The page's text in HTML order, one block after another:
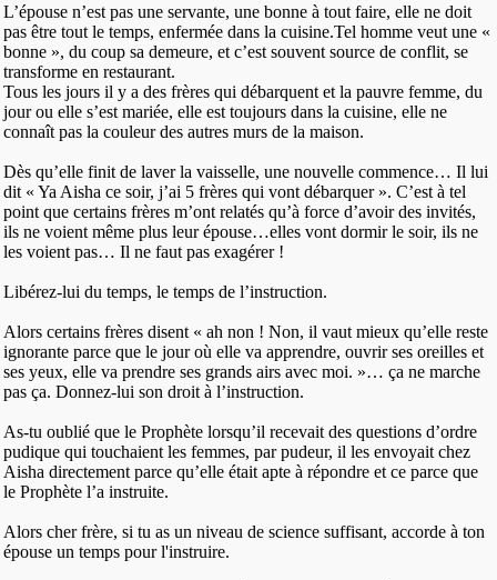
L’épouse n’est pas une servante, une bonne à tout faire, elle ne doit
pas être tout le temps, enfermée dans la cuisine.Tel homme veut une «
bonne », du coup sa demeure, et c’est souvent source de conflit, se
transforme en restaurant.
Tous les jours il y a des frères qui débarquent et la pauvre femme, du
jour ou elle s’est mariée, elle est toujours dans la cuisine, elle ne
connaît pas la couleur des autres murs de la maison.
Dès qu’elle finit de laver la vaisselle, une nouvelle commence… Il lui
dit « Ya Aisha ce soir, j’ai 5 frères qui vont débarquer ». C’est à tel
point que certains frères m’ont relatés qu’à force d’avoir des invités,
ils ne voient même plus leur épouse…elles vont dormir le soir, ils ne
les voient pas… Il ne faut pas exagérer !
Libérez-lui du temps, le temps de l’instruction.
Alors certains frères disent « ah non ! Non, il vaut mieux qu’elle reste
ignorante parce que le jour où elle va apprendre, ouvrir ses oreilles et
ses yeux, elle va prendre ses grands airs avec moi. »… ça ne marche
pas ça. Donnez-lui son droit à l’instruction.
As-tu oublié que le Prophète lorsqu’il recevait des questions d’ordre
pudique qui touchaient les femmes, par pudeur, il les envoyait chez
Aisha directement parce qu’elle était apte à répondre et ce parce que
le Prophète l’a instruite.
Alors cher frère, si tu as un niveau de science suffisant, accorde à ton
épouse un temps pour l'instruire.